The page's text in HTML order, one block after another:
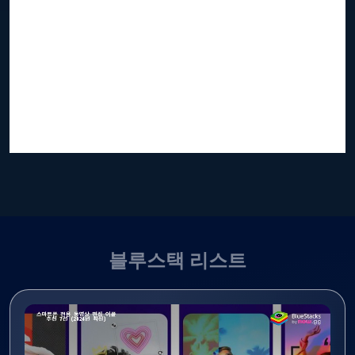
블루스택 리스트